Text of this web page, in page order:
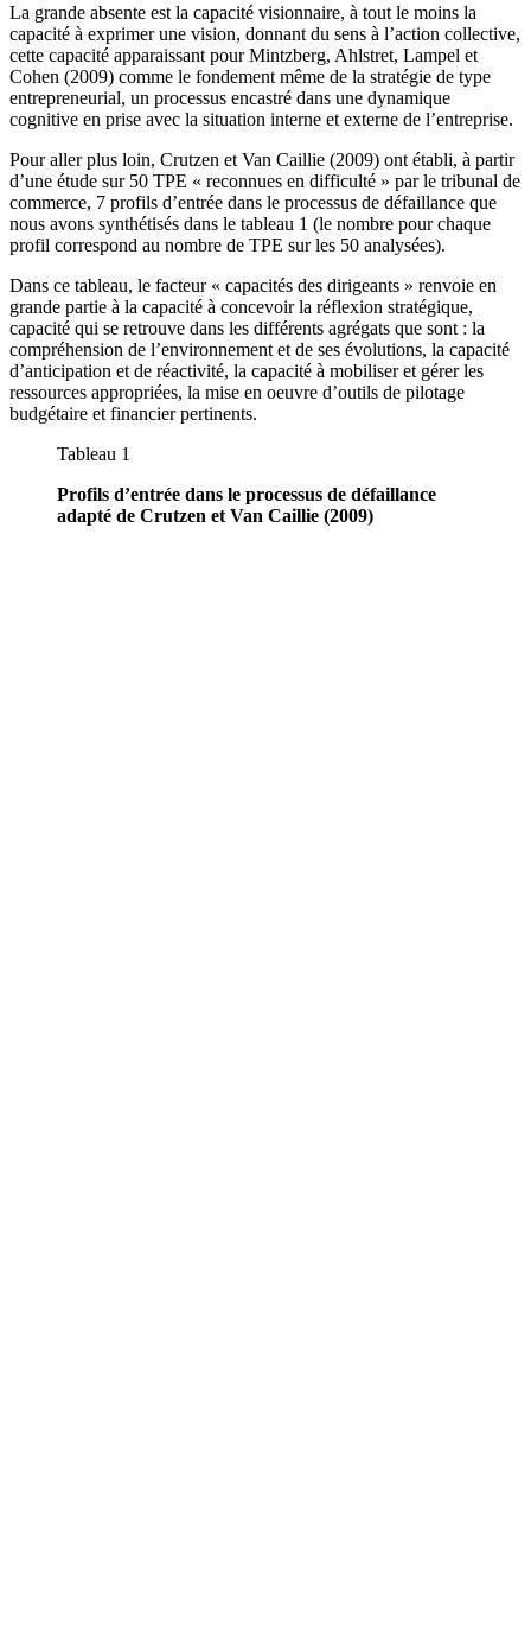
La grande absente est la capacité visionnaire, à tout le moins la
capacité à exprimer une vision, donnant du sens à l’action collective,
cette capacité apparaissant pour Mintzberg, Ahlstret, Lampel et
Cohen (2009) comme le fondement même de la stratégie de type
entrepreneurial, un processus encastré dans une dynamique
cognitive en prise avec la situation interne et externe de l’entreprise.
Pour aller plus loin, Crutzen et Van Caillie (2009) ont établi, à partir
d’une étude sur 50 TPE « reconnues en difficulté » par le tribunal de
commerce, 7 profils d’entrée dans le processus de défaillance que
nous avons synthétisés dans le tableau 1 (le nombre pour chaque
profil correspond au nombre de TPE sur les 50 analysées).
Dans ce tableau, le facteur « capacités des dirigeants » renvoie en
grande partie à la capacité à concevoir la réflexion stratégique,
capacité qui se retrouve dans les différents agrégats que sont : la
compréhension de l’environnement et de ses évolutions, la capacité
d’anticipation et de réactivité, la capacité à mobiliser et gérer les
ressources appropriées, la mise en oeuvre d’outils de pilotage
budgétaire et financier pertinents.
Tableau 1
Profils d’entrée dans le processus de défaillance
adapté de Crutzen et Van Caillie (2009)